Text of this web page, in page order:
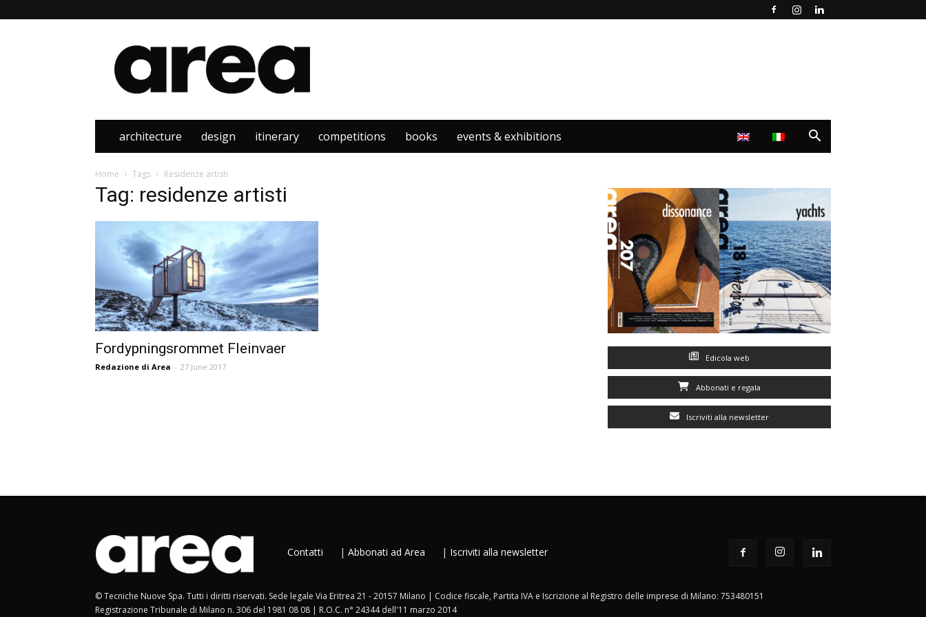
Area
architecture design itinerary competitions books events & exhibitions
Home Tags Residenze artisti
Tag: residenze artisti
Fordypningsrommet Fleinvaer
Redazione di Area - 27 June 2017
Edicola web
Abbonati e regala
Iscriviti alla newsletter
Contatti | Abbonati ad Area | Iscriviti alla newsletter
© Tecniche Nuove Spa. Tutti i diritti riservati. Sede legale Via Eritrea 21 - 20157 Milano | Codice fiscale, Partita IVA e Iscrizione al Registro delle imprese di Milano: 753480151
Registrazione Tribunale di Milano n. 306 del 1981 08 08 | R.O.C. n° 24344 dell'11 marzo 2014